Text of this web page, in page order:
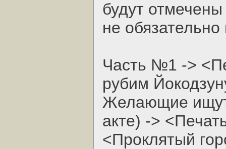
будут
не обязательно
Часть №1 ->
рубим
Желающие ищут
акте) ->
<Проклятый